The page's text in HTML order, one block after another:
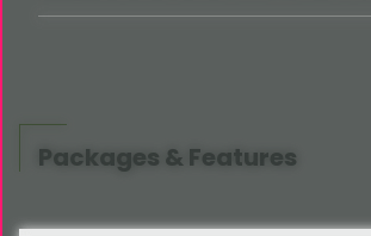
Packages & Features